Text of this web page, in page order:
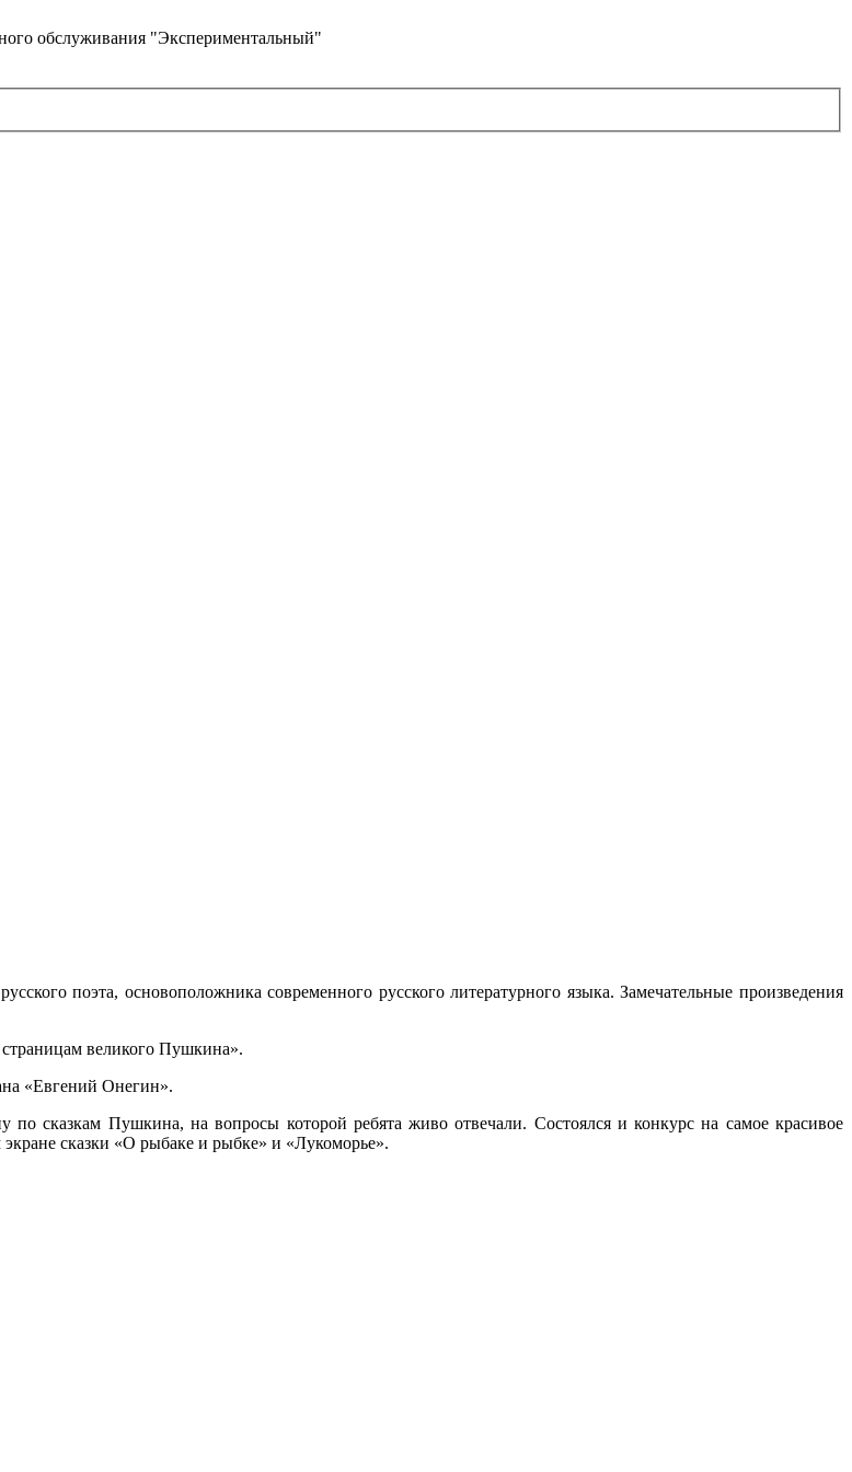
обслуживания "Экспериментальный"
поэта, основоположника современного русского литературного языка. Замечательные произведения
великого Пушкина».
«Евгений Онегин».
по сказкам Пушкина, на вопросы которой ребята живо отвечали. Состоялся и конкурс на самое красивое
сказки «О рыбаке и рыбке» и «Лукоморье».